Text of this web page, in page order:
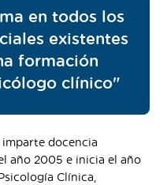
en todos los
existentes
formación
clínico"
docencia
año 2005 e inicia el año
Clínica,